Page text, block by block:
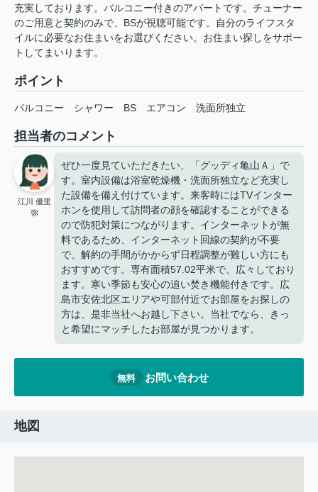
充実しております。バルコニー付きのアパートです。チューナー
のご用意と契約のみで、BSが視聴可能です。自分のライフスタ
イルに必要なお住まいをお選びください。お住まい探しをサポー
トしてまいります。
ポイント
バルコニー シャワー BS エアコン 洗面所独立
担当者のコメント
江川 優里
弥
ぜひ一度見ていただきたい、「グッディ亀山Ａ」で
す。室内設備は浴室乾燥機・洗面所独立など充実し
た設備を備え付けています。来客時にはTVインター
ホンを使用して訪問者の顔を確認することができる
ので防犯対策につながります。インターネットが無
料であるため、インターネット回線の契約が不要
で、解約の手間がかからず日程調整が難しい方にも
おすすめです。専有面積57.02平米で、広々しており
ます。寒い季節も安心の追い焚き機能付きです。広
島市安佐北区エリアや可部付近でお部屋をお探しの
方は、是非当社へお越し下さい。当社でなら、きっ
と希望にマッチしたお部屋が見つかります。
無料 お問い合わせ
地図